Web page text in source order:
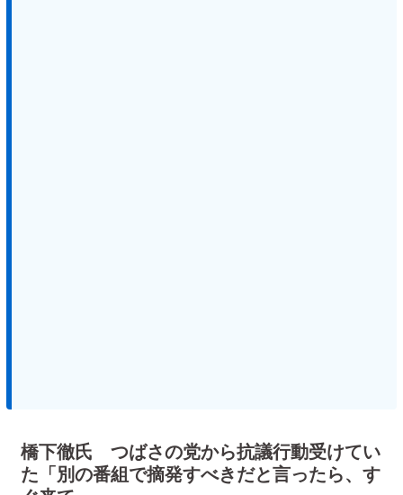
橋下徹氏 つばさの党から抗議行動受けてい
た「別の番組で摘発すべきだと言ったら、す